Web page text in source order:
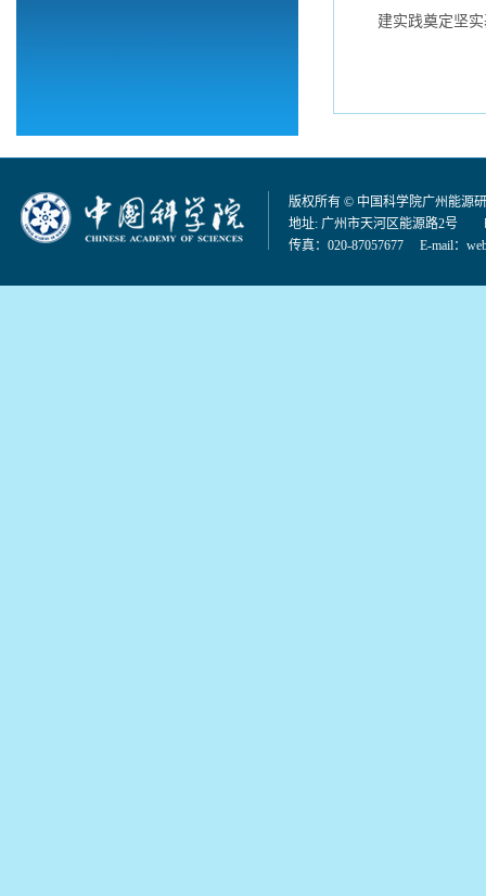
建实践奠定坚
版权所有 © 中国科学院广州能源
地址: 广州市天河区能源路2号
传真：020-87057677 E-mail：